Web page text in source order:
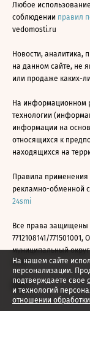
На нашем сайте
персонализации.
подтверждаете свое
и технологий
отношении
Любое
соблюдении правил
vedomosti.ru
Новости, аналитика,
на данном сайте, не
или продаже каких-
На информационном
технологии
информации на
относящихся к
находящихся на
Правила применения
рекламно-обменной
24smi
Все права
7712108141/771501001,
муниципальный
2026